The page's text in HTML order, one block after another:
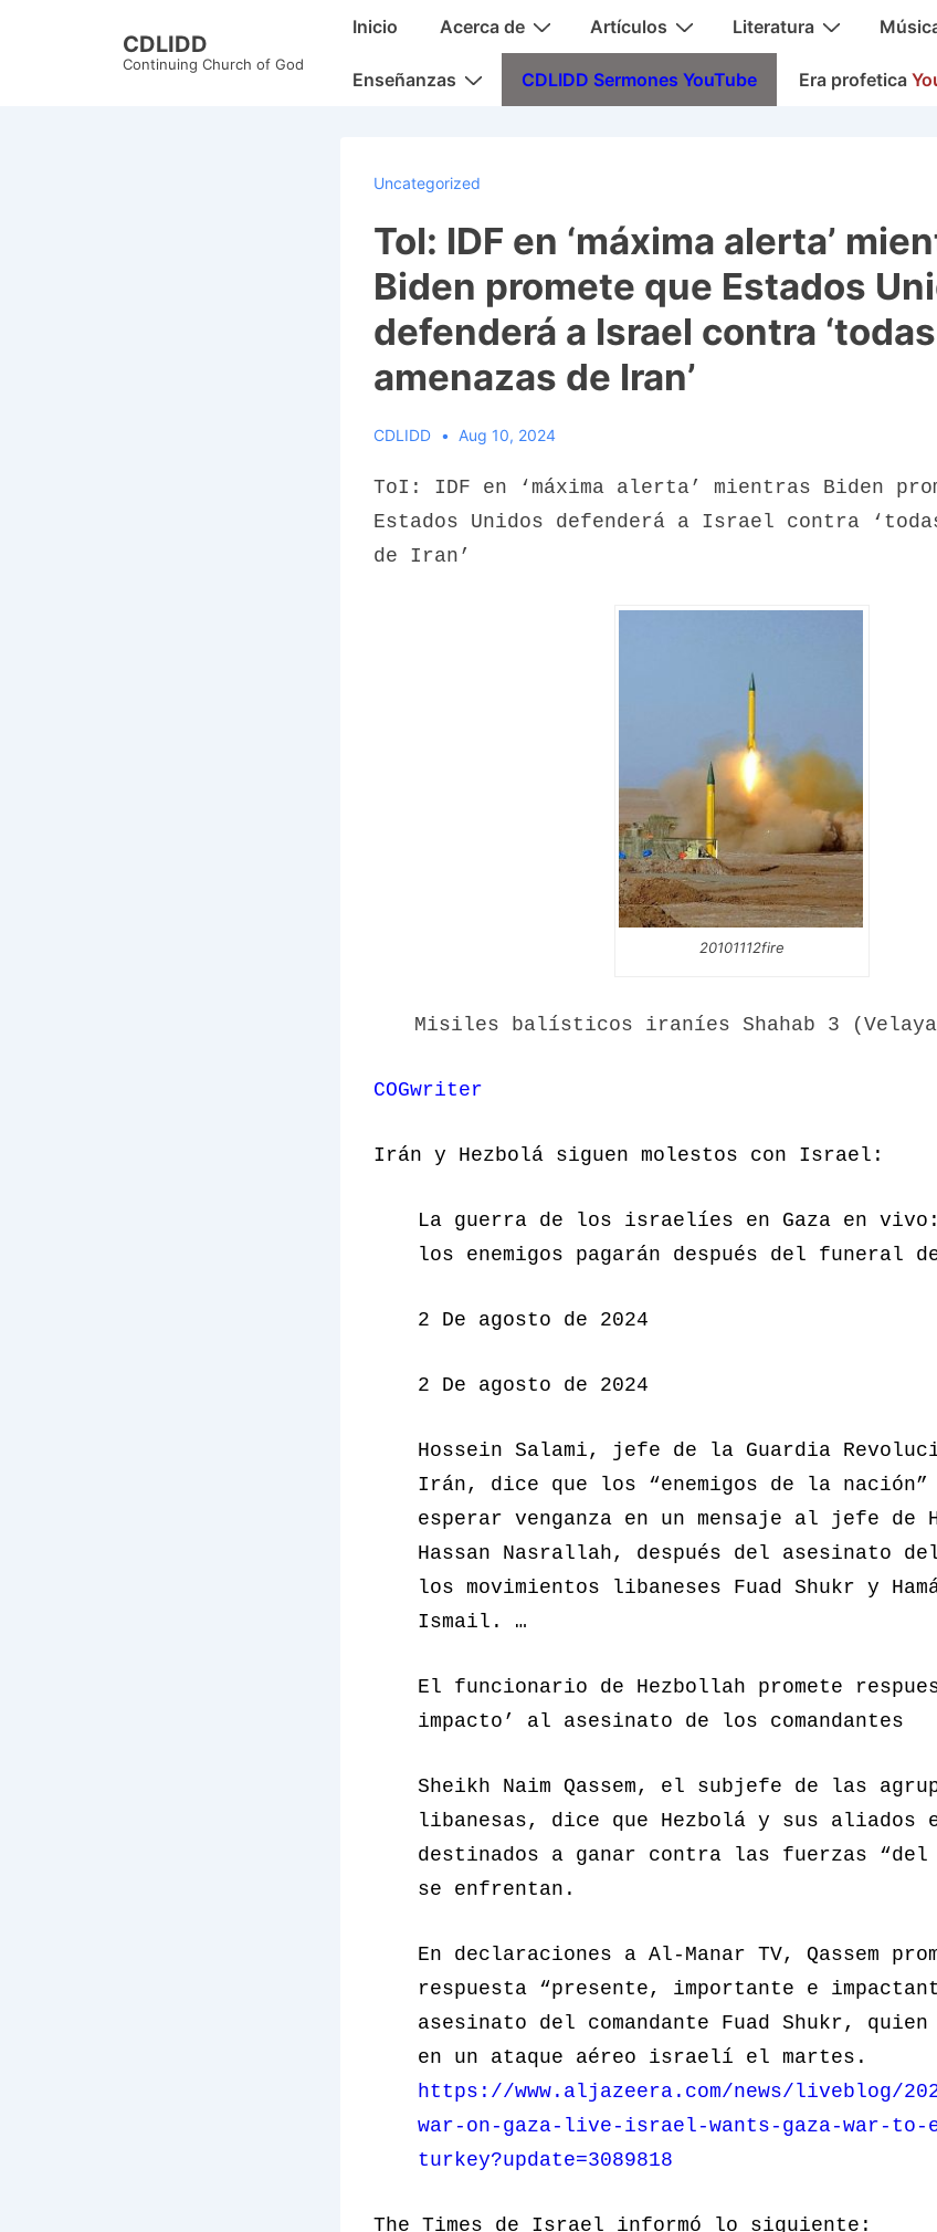
CDLIDD
Continuing Church of God
MainInicio Acerca de Artículos Literatura
Enseñanzas CDLIDD Sermones YouTube Era profetica
Uncategorized
ToI: IDF en ‘máxima alerta’
Biden promete que Estados
defenderá a Israel contra
amenazas de Iran’
CDLIDD Aug 10, 2024
ToI: IDF en ‘máxima alerta’ mientras Biden
Estados Unidos defenderá a Israel contra
de Iran’
20101112fire
Misiles balísticos iraníes Shahab 3
COGwriter
Irán y Hezbolá siguen molestos con Israel:
La guerra de los israelíes en Gaza en
los enemigos pagarán después del funeral
2 De agosto de 2024
2 De agosto de 2024
Hossein Salami, jefe de la Guardia
Irán, dice que los “enemigos de la nación”
esperar venganza en un mensaje al jefe de
Hassan Nasrallah, después del asesinato del
los movimientos libaneses Fuad Shukr y
Ismail. …
El funcionario de Hezbollah promete
impacto’ al asesinato de los comandantes
Sheikh Naim Qassem, el subjefe de las
libanesas, dice que Hezbolá y sus aliados
destinados a ganar contra las fuerzas “del
se enfrentan.
En declaraciones a Al-Manar TV, Qassem
respuesta “presente, importante e
asesinato del comandante Fuad Shukr,
en un ataque aéreo israelí el martes.
https://www.aljazeera.com/news/liveblog/
war-on-gaza-live-israel-wants-gaza-war-to-
turkey?update=3089818
The Times de Israel informó lo siguiente: